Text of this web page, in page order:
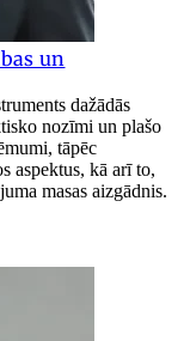
un
dažādās
nozīmi un plašo
tāpēc
aspektus, kā arī to,
masas aizgādnis.